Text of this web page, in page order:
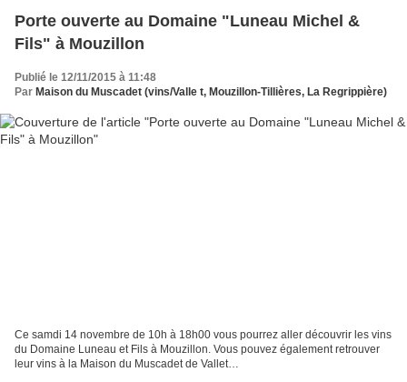
Porte ouverte au Domaine "Luneau Michel &
Fils" à Mouzillon
Publié le 12/11/2015 à 11:48
Par Maison du Muscadet (vins/Valle t, Mouzillon-Tillières, La Regrippière)
Ce samdi 14 novembre de 10h à 18h00 vous pourrez aller découvrir les vins
du Domaine Luneau et Fils à Mouzillon. Vous pouvez également retrouver
leur vins à la Maison du Muscadet de Vallet